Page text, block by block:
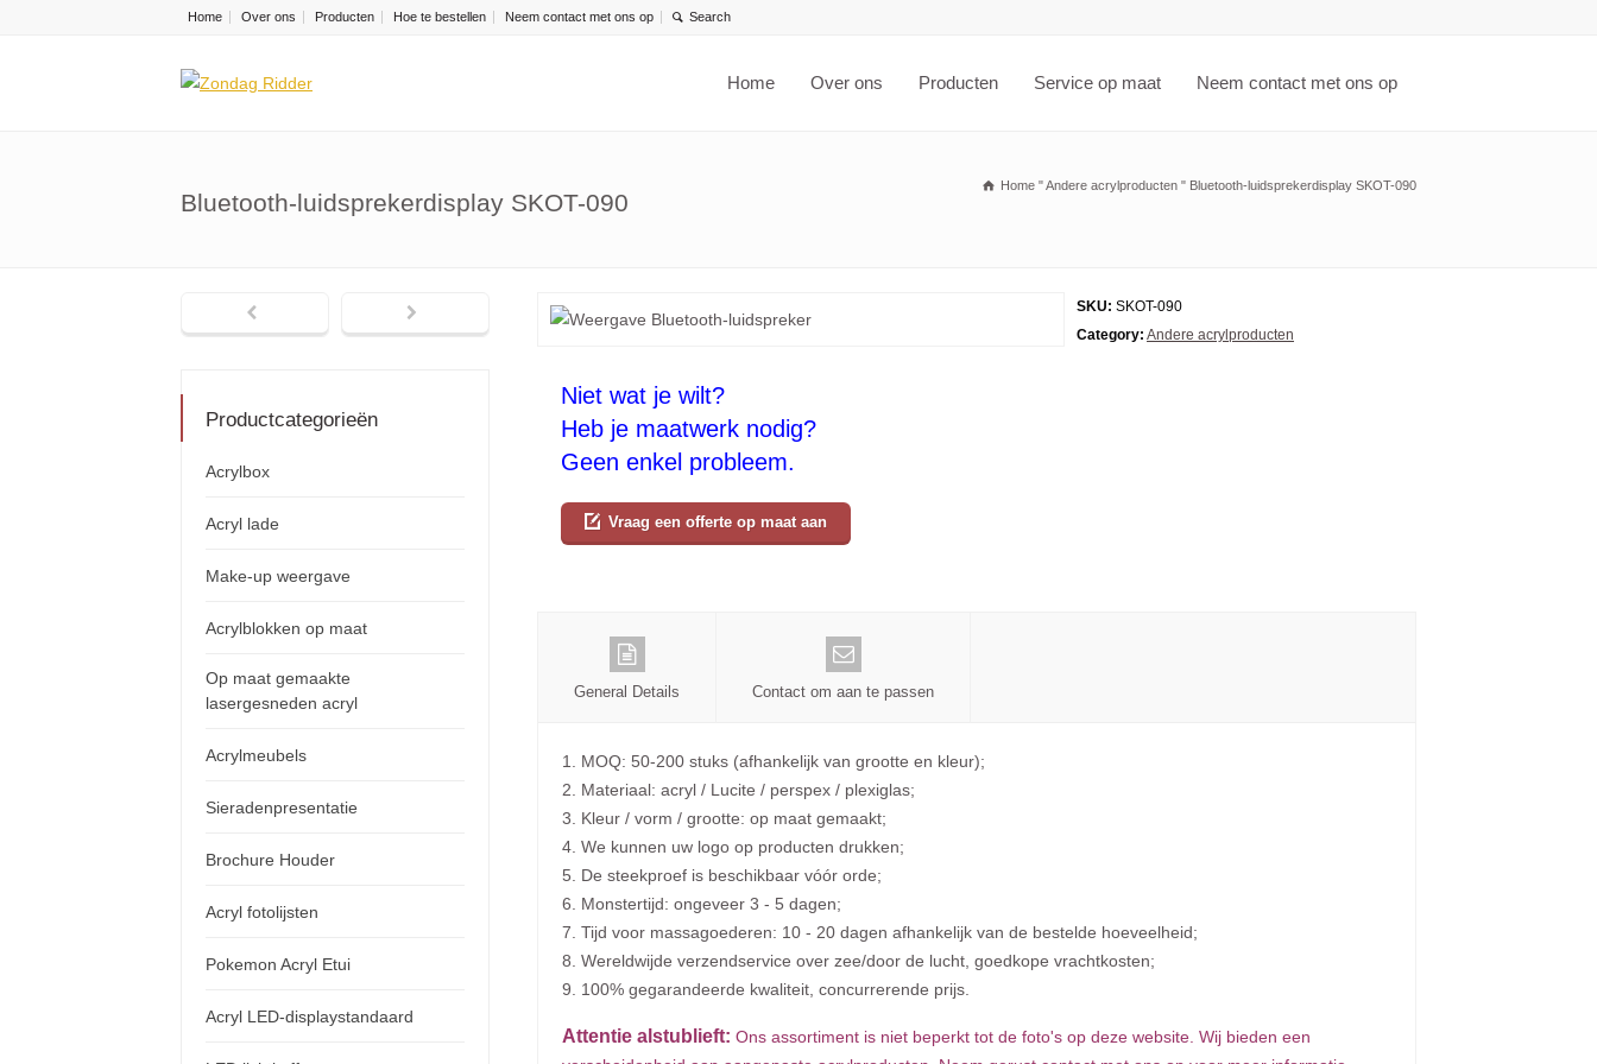
Home Over ons Producten Hoe te bestellen Neem contact met ons op
Home Over ons Producten Service op maat Neem contact met ons op
Bluetooth-luidsprekerdisplay SKOT-090
Home "Andere acrylproducten " Bluetooth-luidsprekerdisplay SKOT-090
SKU: SKOT-090
Category: Andere acrylproducten
Niet wat je wilt?
Heb je maatwerk nodig?
Geen enkel probleem.
Vraag een offerte op maat aan
General Details Contact om aan te passen
1. MOQ: 50-200 stuks (afhankelijk van grootte en kleur);
2. Materiaal: acryl / Lucite / perspex / plexiglas;
3. Kleur / vorm / grootte: op maat gemaakt;
4. We kunnen uw logo op producten drukken;
5. De steekproef is beschikbaar vóór orde;
6. Monstertijd: ongeveer 3 - 5 dagen;
7. Tijd voor massagoederen: 10 - 20 dagen afhankelijk van de bestelde hoeveelheid;
8. Wereldwijde verzendservice over zee/door de lucht, goedkope vrachtkosten;
9. 100% gegarandeerde kwaliteit, concurrerende prijs.
Attentie alstublieft: Ons assortiment is niet beperkt tot de foto's op deze website. Wij bieden een
Productcategorieën
Acrylbox
Acryl lade
Make-up weergave
Acrylblokken op maat
Op maat gemaakte
lasergesneden acryl
Acrylmeubels
Sieradenpresentatie
Brochure Houder
Acryl fotolijsten
Pokemon Acryl Etui
Acryl LED-displaystandaard